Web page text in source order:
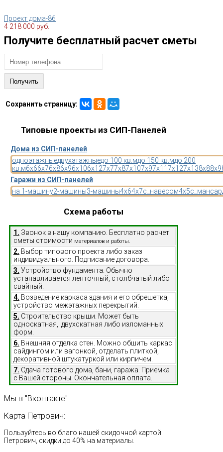
Проект дома-86
4 218 000 руб.
Получите бесплатный расчет сметы
Сохранить страницу:
Типовые проекты из СИП-Панелей
Дома из СИП-панелей
одноэтажныедвухэтажныедо 100 кв.мдо 150 кв.мдо 200
кв.м6x66x76x86x96x106x127x77x87x107x97x11 7x127x138x88x9
Гаражи из СИП-панелей
на 1-машину2-машины3-машины4x64x7с_навесом4x5
Схема работы
1. Звонок в нашу компанию. Бесплатно расчет
сметы стоимости материалов и работы.
2. Выбор типового проекта либо заказ
индивидуального. Подписание договора.
3. Устройство фундамента. Обычно
устанавливается ленточный, столбчатый либо
свайный.
4. Возведение каркаса здания и его обрешетка,
устройство межэтажных перекрытий.
5. Строительство крыши. Может быть
односкатная, двухскатная либо изломанных
форм.
6. Внешняя отделка стен. Можно обшить каркас
сайдингом или вагонкой, отделать плиткой,
декоративной штукатуркой или кирпичем.
7. Сдача готового дома, бани, гаража. Приемка
с Вашей стороны. Окончательная оплата.
Мы в "Вконтакте"
Карта Петрович:
Пользуйтесь во благо нашей скидочной картой
Петрович, скидки до 40% на материалы.